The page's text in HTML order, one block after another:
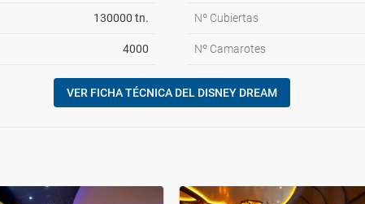
130000 tn.
4000
Nº Cubiertas
Nº Camarotes
VER FICHA TÉCNICA DEL DISNEY DREAM